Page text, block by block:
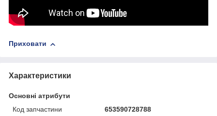
Приховати
Характеристики
Основні атрибути
Код запчастини
653590728788